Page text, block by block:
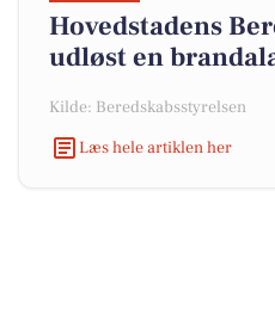
Hovedstadens
udløst en
Kilde: Beredskabsstyrelsen
Læs hele artiklen her